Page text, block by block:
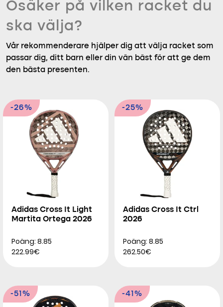
Osäker på vilken racket du
ska välja?
Vår rekommenderare hjälper dig att välja racket som
passar dig, ditt barn eller din vän bäst för att ge dem
den bästa presenten.
-26%
Adidas Cross It Light
Martita Ortega 2026
Poäng: 8.85
222.99€
-25%
Adidas Cross It Ctrl
2026
Poäng: 8.85
262.50€
-51% -41%